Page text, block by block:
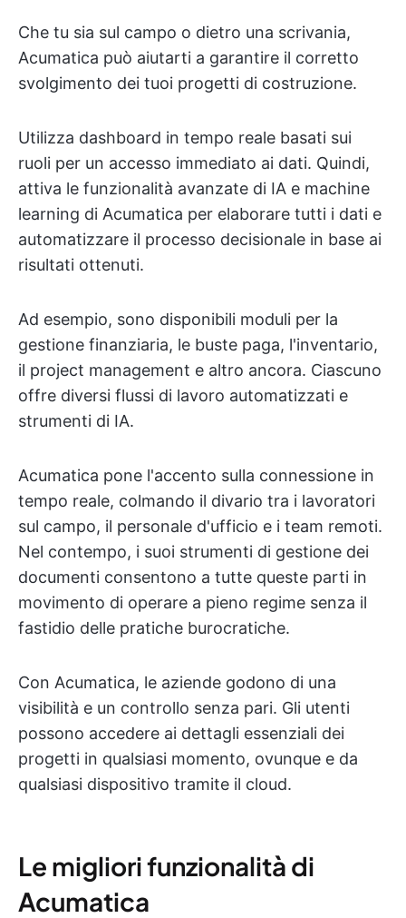
Che tu sia sul campo o dietro una scrivania,
Acumatica può aiutarti a garantire il corretto
svolgimento dei tuoi progetti di costruzione.
Utilizza dashboard in tempo reale basati sui
ruoli per un accesso immediato ai dati. Quindi,
attiva le funzionalità avanzate di IA e machine
learning di Acumatica per elaborare tutti i dati e
automatizzare il processo decisionale in base ai
risultati ottenuti.
Ad esempio, sono disponibili moduli per la
gestione finanziaria, le buste paga, l'inventario,
il project management e altro ancora. Ciascuno
offre diversi flussi di lavoro automatizzati e
strumenti di IA.
Acumatica pone l'accento sulla connessione in
tempo reale, colmando il divario tra i lavoratori
sul campo, il personale d'ufficio e i team remoti.
Nel contempo, i suoi strumenti di gestione dei
documenti consentono a tutte queste parti in
movimento di operare a pieno regime senza il
fastidio delle pratiche burocratiche.
Con Acumatica, le aziende godono di una
visibilità e un controllo senza pari. Gli utenti
possono accedere ai dettagli essenziali dei
progetti in qualsiasi momento, ovunque e da
qualsiasi dispositivo tramite il cloud.
Le migliori funzionalità di
Acumatica